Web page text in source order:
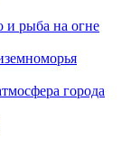
и рыба на огне
города